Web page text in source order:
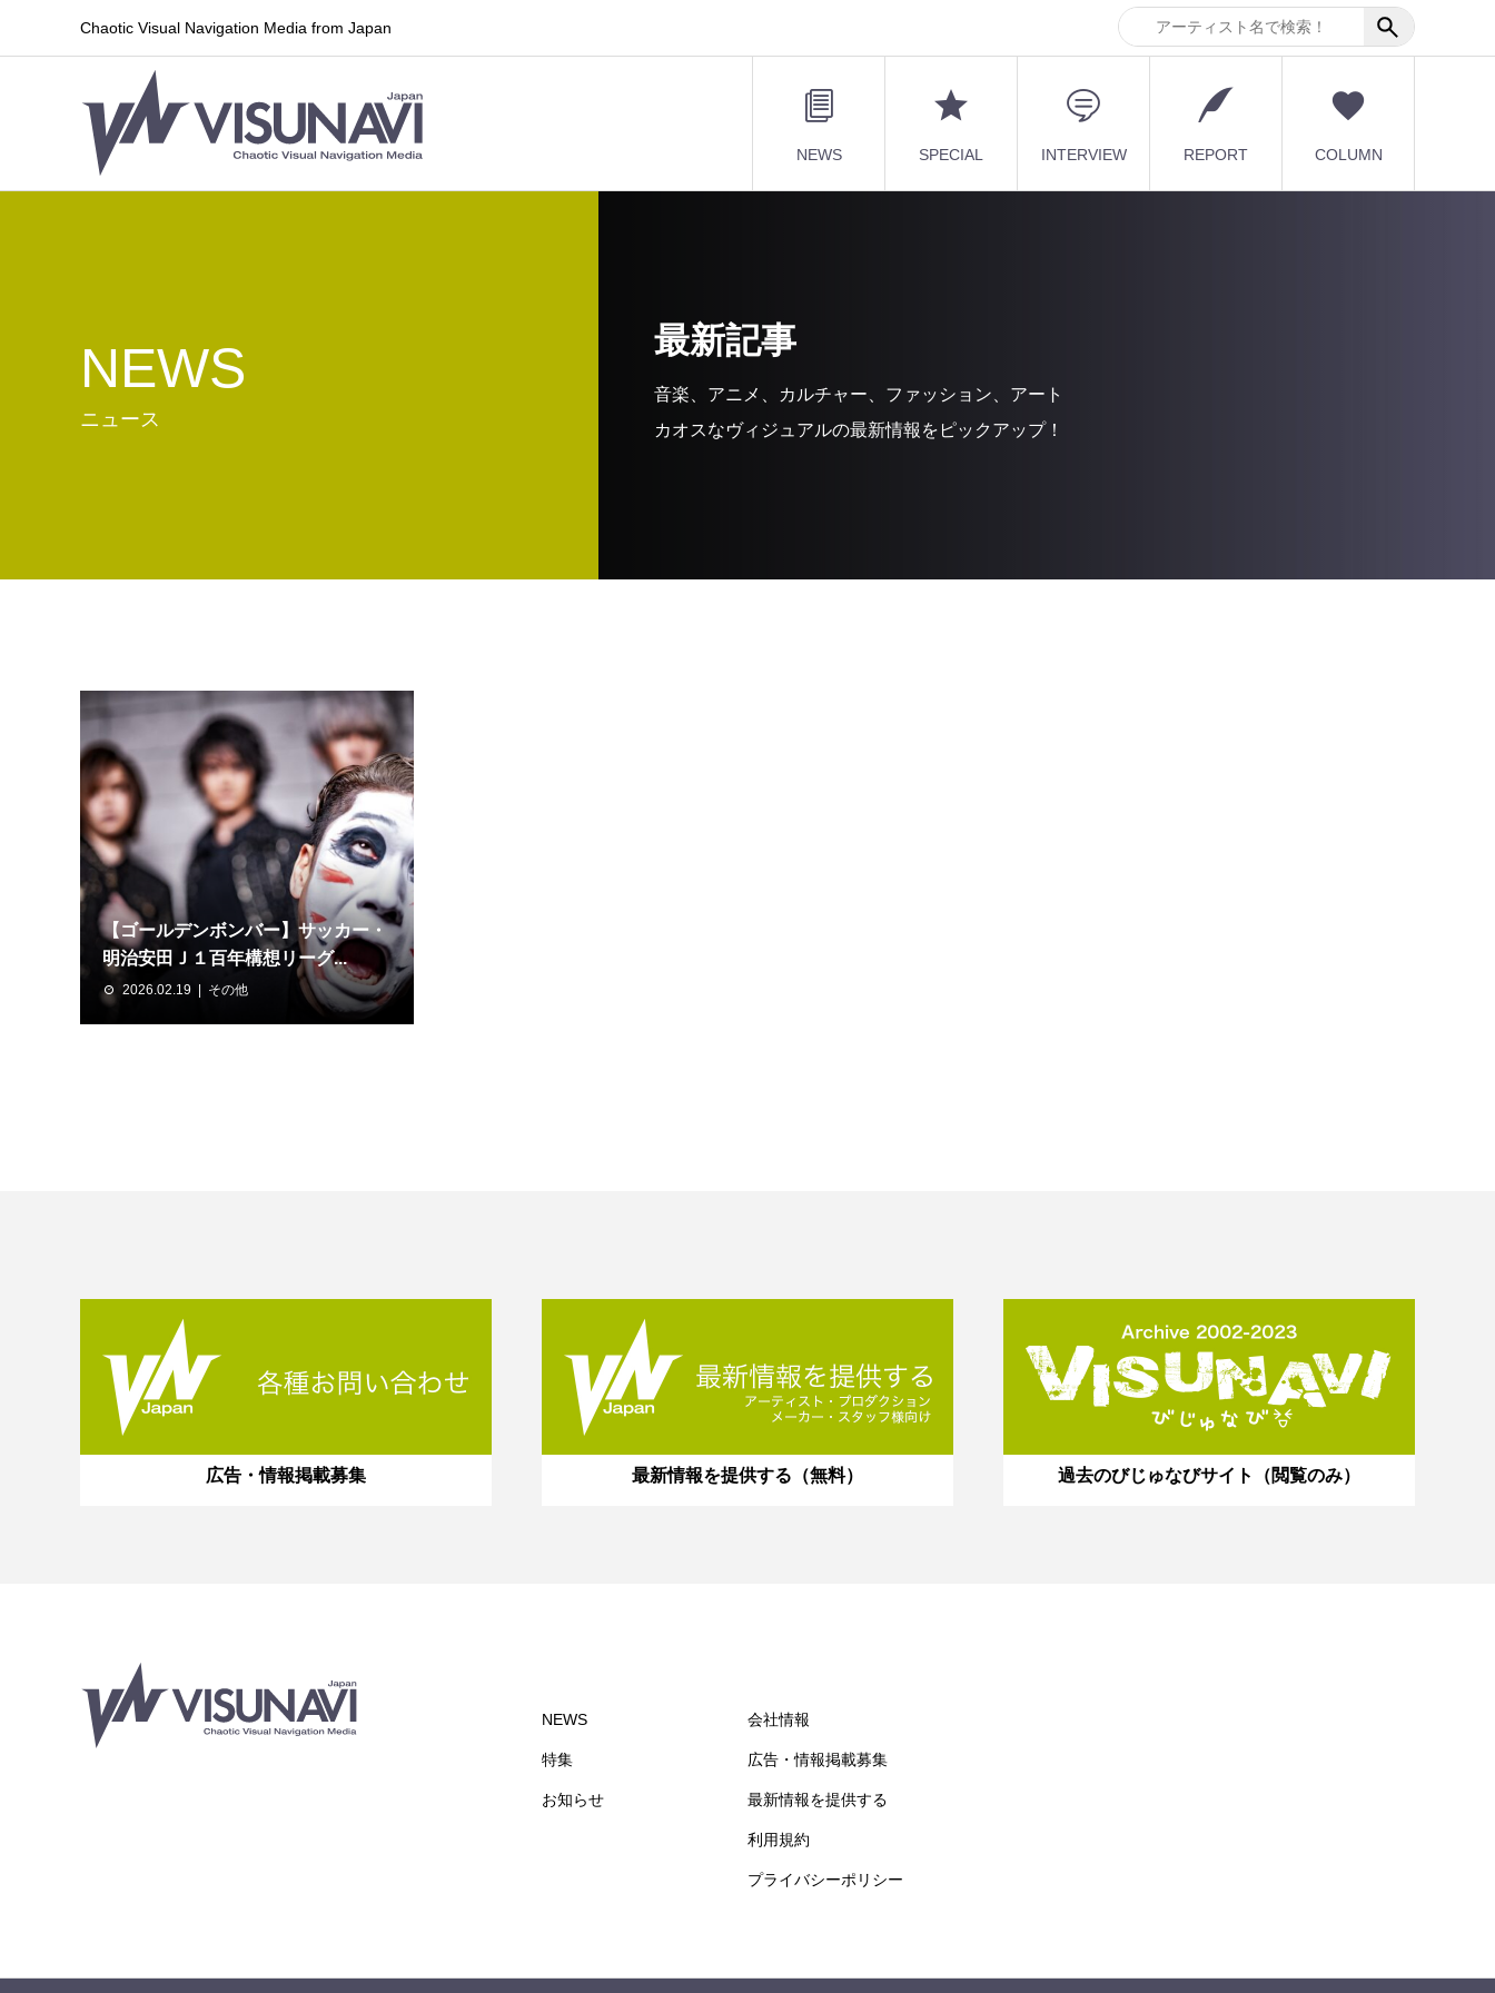
Chaotic Visual Navigation Media from Japan
NEWS SPECIAL INTERVIEW REPORT COLUMN
NEWS
ニュース
最新記事
音楽、アニメ、カルチャー、ファッション、アート
カオスなヴィジュアルの最新情報をピックアップ！
【ゴールデンボンバー】サッカー・
明治安田Ｊ１百年構想リーグ...
2026.02.19 その他
広告・情報掲載募集 最新情報を提供する（無料） 過去のびじゅなびサイト（閲覧のみ）
NEWS
特集
お知らせ
会社情報
広告・情報掲載募集
最新情報を提供する
利用規約
プライバシーポリシー